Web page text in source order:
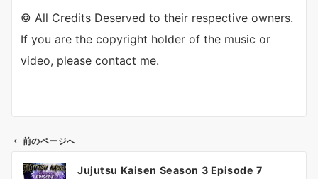
© All Credits Deserved to their respective owners.
If you are the copyright holder of the music or
video, please contact me.
前のページへ
Jujutsu Kaisen Season 3 Episode 7